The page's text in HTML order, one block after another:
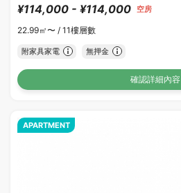
¥114,000 - ¥114,000 空房
22.99㎡〜 / 11樓層數
附家具家電 無押金
確認詳細內容
APARTMENT